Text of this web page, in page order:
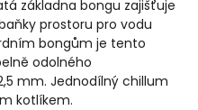
základna bongu zajišťuje
prostoru pro vodu
bongům je tento
odolného
mm. Jednodílný chillum
kotlíkem.